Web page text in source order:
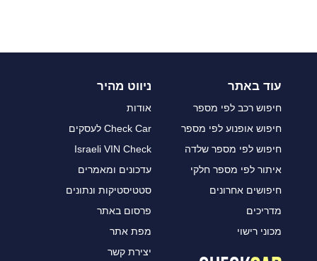
עוד באתר
חיפוש רכב לפי מספר
חיפוש אופנוע לפי מספר
חיפוש לפי מספר שלדה
איתור לפי מספר חלקי
חיפושים אחרונים
מדריכים
מכוני רישוי
ניווט מהיר
אודות
Check Car לעסקים
Israeli VIN Check
עדכונים ומאמרים
סטטיסטיקות ונתונים
פרסום באתר
מפת אתר
יצירת קשר